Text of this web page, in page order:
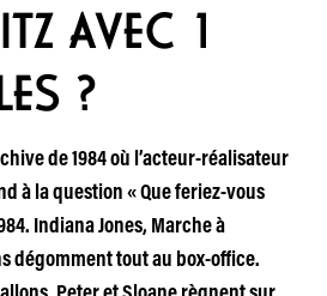
AVEC 1
?
de 1984 où l’acteur-réalisateur
à la question « Que feriez-vous
Indiana Jones, Marche à
dégomment tout au box-office.